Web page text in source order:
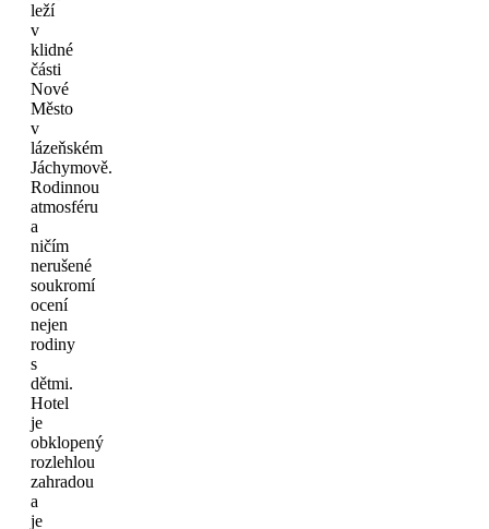
leží
v
klidné
části
Nové
Město
v
lázeňském
Jáchymově.
Rodinnou
atmosféru
a
ničím
nerušené
soukromí
ocení
nejen
rodiny
s
dětmi.
Hotel
je
obklopený
rozlehlou
zahradou
a
je